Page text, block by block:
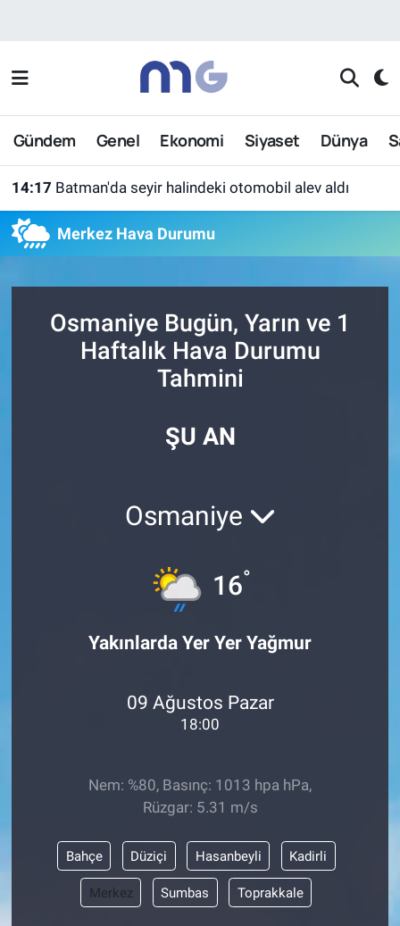
Gündem Genel Ekonomi Siyaset Dünya
14:17 Batman'da seyir halindeki otomobil alev aldı
Merkez Hava Durumu
Osmaniye Bugün, Yarın ve 1
Haftalık Hava Durumu
Tahmini
ŞU AN
Osmaniye
16°
Yakınlarda Yer Yer Yağmur
09 Ağustos Pazar
18:00
Nem: %80, Basınç: 1013 hpa hPa,
Rüzgar: 5.31 m/s
Bahçe Düziçi Hasanbeyli Kadirli
Merkez Sumbas Toprakkale
Nöbetçi Eczaneler
Hava Durumu
Son Dakika Haberleri